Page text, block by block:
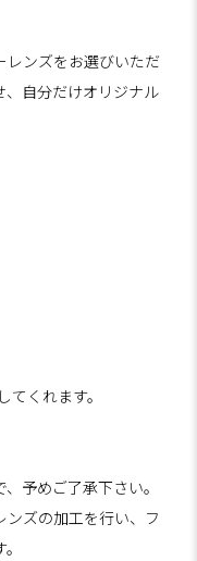
レンズをお選びいただ
、自分だけオリジナル
くれます。
予めご了承下さい。
ンズの加工を行い、フ